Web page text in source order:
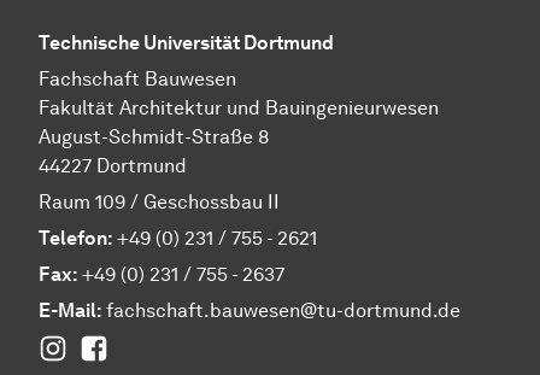
Technische Universität Dortmund
Fachschaft Bauwesen
Fakultät Architektur und Bauingenieurwesen
August-Schmidt-Straße 8
44227 Dortmund
Raum 109 / Geschossbau II
Telefon: +49 (0) 231 / 755 - 2621
Fax: +49 (0) 231 / 755 - 2637
E-Mail: fachschaft.bauwesen@tu-dortmund.de
Instagram